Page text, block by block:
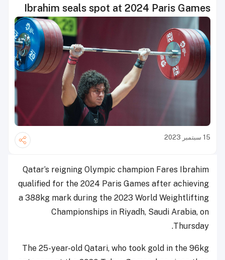
Ibrahim seals spot at 2024 Paris Games
15 سبتمبر 2023
Qatar’s reigning Olympic champion Fares Ibrahim
qualified for the 2024 Paris Games after achieving
a 388kg mark during the 2023 World Weightlifting
Championships in Riyadh, Saudi Arabia, on
Thursday.
The 25-year-old Qatari, who took gold in the 96kg